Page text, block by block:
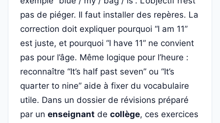
pas de piéger. Il faut installer des repères. La
correction doit expliquer pourquoi “I am 11”
est juste, et pourquoi “I have 11” ne convient
pas pour l’âge. Même logique pour l’heure :
reconnaître “It’s half past seven” ou “It’s
quarter to nine” aide à fixer du vocabulaire
utile. Dans un dossier de révisions préparé
par un enseignant de collège, ces exercices